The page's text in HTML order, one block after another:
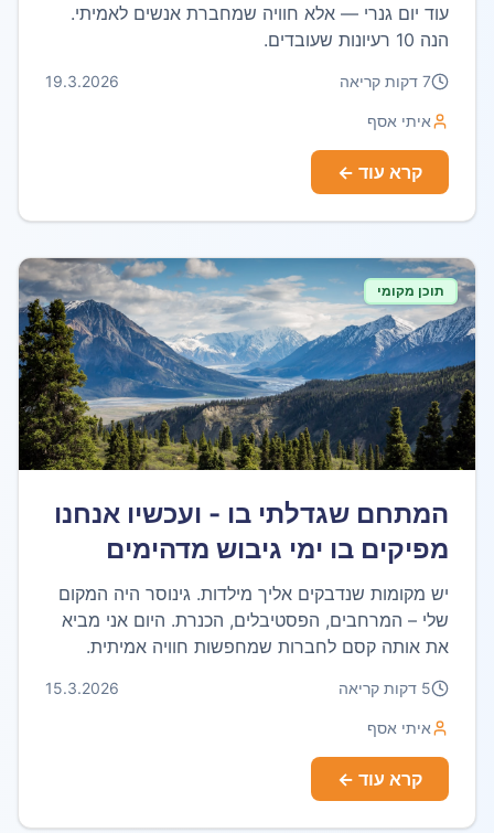
עוד יום גנרי — אלא חוויה שמחברת אנשים לאמיתי.
הנה 10 רעיונות שעובדים.
7 דקות קריאה 19.3.2026
איתי אסף
קרא עוד ←
תוכן מקומי
המתחם שגדלתי בו - ועכשיו אנחנו
מפיקים בו ימי גיבוש מדהימים
יש מקומות שנדבקים אליך מילדות. גינוסר היה המקום
שלי – המרחבים, הפסטיבלים, הכנרת. היום אני מביא
את אותה קסם לחברות שמחפשות חוויה אמיתית.
5 דקות קריאה 15.3.2026
איתי אסף
קרא עוד ←